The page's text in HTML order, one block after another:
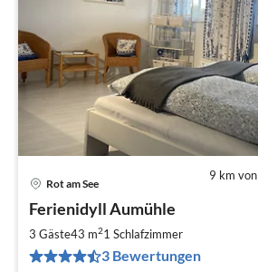
9 km
Rot am See
Ferienidyll Aumühle
3 Gäste43 m21 Schlafzimmer
3 Bewertungen